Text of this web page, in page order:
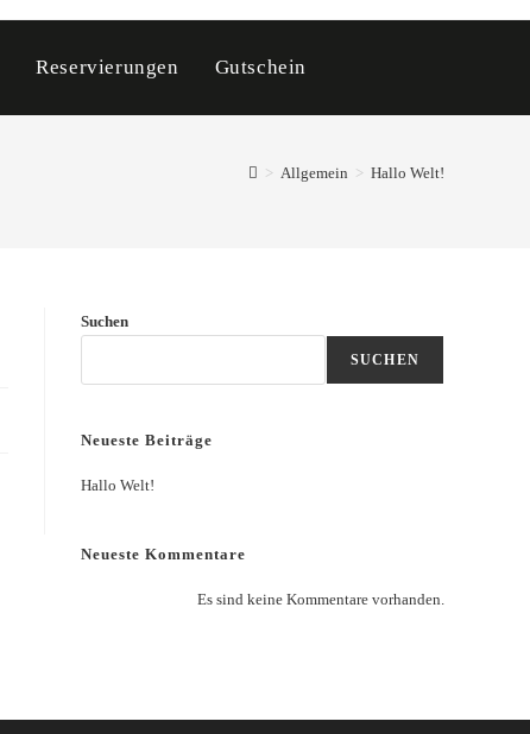
Reservierungen Gutschein
> Allgemein > Hallo Welt!
Suchen
SUCHEN
Neueste Beiträge
Hallo Welt!
Neueste Kommentare
Es sind keine Kommentare vorhanden.